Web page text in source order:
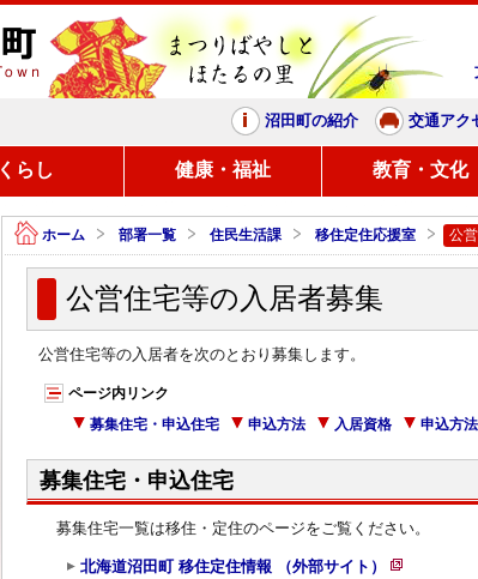
まつりばやしと、ほたるの里
沼田町の紹介 交通アク
くらし 健康・福祉 教育・文化
ホーム 部署一覧 住民生活課 移住定住応援室 公
公営住宅等の入居者募集
公営住宅等の入居者を次のとおり募集します。
ページ内リンク
募集住宅・申込住宅 申込方法 入居資格 申込方法
募集住宅・申込住宅
募集住宅一覧は移住・定住のページをご覧ください。
北海道沼田町 移住定住情報 （外部サイト）